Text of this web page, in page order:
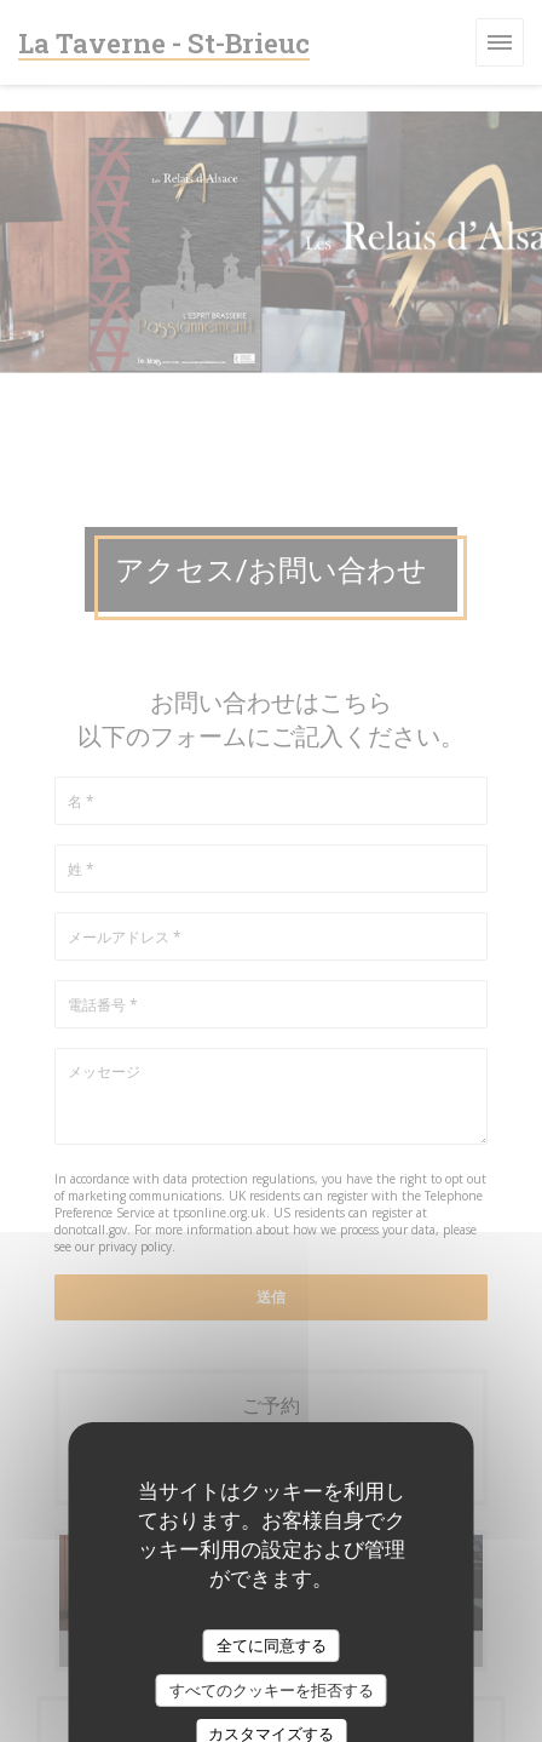
当サイトはクッキーを利用し
ております。お客様自身でク
ッキー利用の設定および管理
ができます。
全てに同意する
すべてのクッキーを拒否する
カスタマイズする
La Taverne - St-Brieuc
アクセス/お問い合わせ
お問い合わせはこちら
以下のフォームにご記入ください。
In accordance with data protection regulations, you have the right to opt out
of marketing communications. UK residents can register with the Telephone
Preference Service at tpsonline.org.uk. US residents can register at
donotcall.gov. For more information about how we process your data, please
see our privacy policy.
ご予約
メニュー
店舗情報